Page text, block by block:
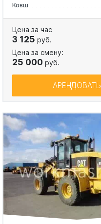
Ковш
Цена за час
3 125 руб.
Цена за смену:
25 000 руб.
АРЕНДОВАТЬ